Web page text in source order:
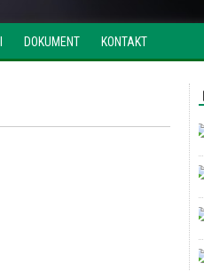
DOKUMENT KONTAKT